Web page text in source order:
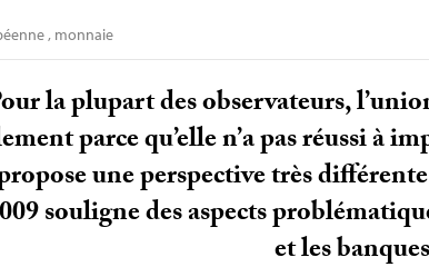
, monnaie
la plupart des observateurs,
parce qu’elle n’a pas réussi à
une perspective très
souligne des aspects
et les